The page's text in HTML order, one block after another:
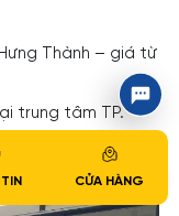
Thành – giá từ
trung tâm TP.
CỬA HÀNG